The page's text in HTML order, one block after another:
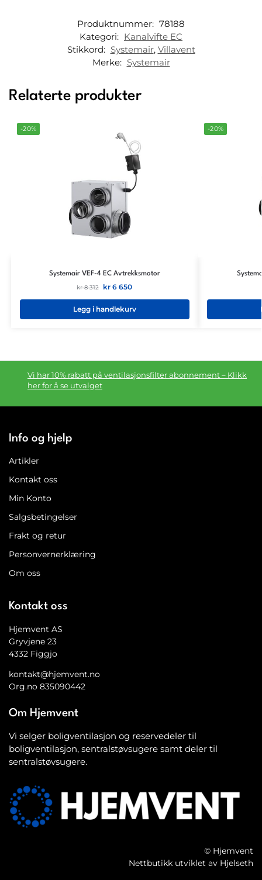
Produktnummer: 78188
Kategori: Kanalvifte EC
Stikkord: Systemair, Villavent
Merke: Systemair
Relaterte produkter
-20%
Systemair VEF-4 EC Avtrekksmotor
kr8 312 kr 6 650
Legg i handlekurv
-20%
Vi har 10% rabatt på ventilasjonsfilter abonnement – Klikk
her for å se utvalget
Info og hjelp
Artikler
Kontakt oss
Min Konto
Salgsbetingelser
Frakt og retur
Personvernerklæring
Om oss
Kontakt oss
Hjemvent AS
Gryvjene 23
4332 Figgjo
kontakt@hjemvent.no
Org.no 835090442
Om Hjemvent
Vi selger boligventilasjon og reservedeler til
boligventilasjon, sentralstøvsugere samt deler til
sentralstøvsugere.
© Hjemvent
Nettbutikk utviklet av Hjelseth